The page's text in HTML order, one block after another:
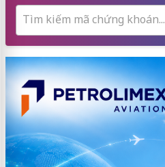
Tìm kiếm mã chứng khoán...